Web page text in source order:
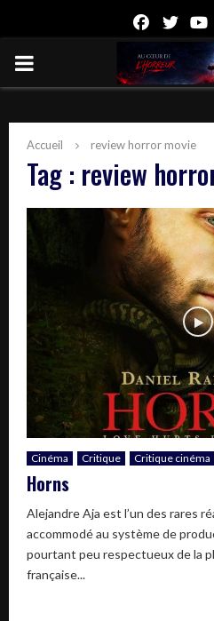
Facebook
PRIMARY
Accueil review horror movie
Tag : review
Cinéma Critique Critique cinéma
Horns
Alejandre Aja est l’un des rares
accommodé au système de
pourtant peu respectueux de la
française...